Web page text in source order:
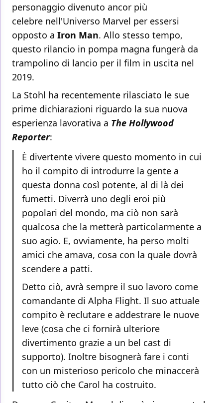
personaggio divenuto ancor più
celebre nell'Universo Marvel per essersi
opposto a Iron Man. Allo stesso tempo,
questo rilancio in pompa magna fungerà da
trampolino di lancio per il film in uscita nel
2019.
La Stohl ha recentemente rilasciato le sue
prime dichiarazioni riguardo la sua nuova
esperienza lavorativa a The Hollywood
Reporter:
È divertente vivere questo momento in cui
ho il compito di introdurre la gente a
questa donna così potente, al di là dei
fumetti. Diverrà uno degli eroi più
popolari del mondo, ma ciò non sarà
qualcosa che la metterà particolarmente a
suo agio. E, ovviamente, ha perso molti
amici che amava, cosa con la quale dovrà
scendere a patti.
Detto ciò, avrà sempre il suo lavoro come
comandante di Alpha Flight. Il suo attuale
compito è reclutare e addestrare le nuove
leve (cosa che ci fornirà ulteriore
divertimento grazie a un bel cast di
supporto). Inoltre bisognerà fare i conti
con un misterioso pericolo che minaccerà
tutto ciò che Carol ha costruito.